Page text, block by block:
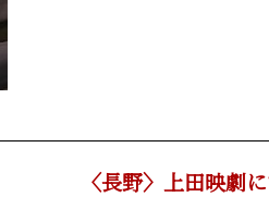
〈長野〉上田映劇